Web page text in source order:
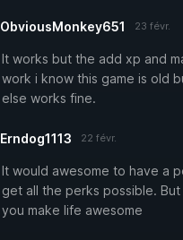
ObviousMonkey651 23 févr.
It works but the add xp and
work i know this game is old
else works fine.
Erndog1113 22 févr.
It would awesome to have a
get all the perks possible.
you make life awesome